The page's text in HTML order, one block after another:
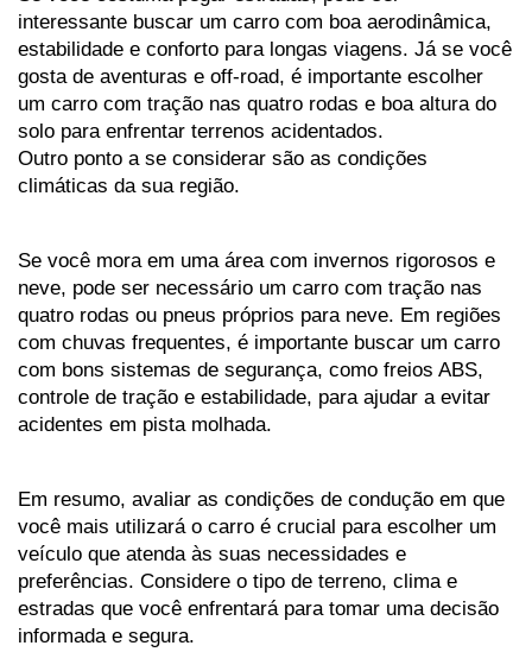
interessante buscar um carro com boa aerodinâmica,
estabilidade e conforto para longas viagens. Já se você
gosta de aventuras e off-road, é importante escolher
um carro com tração nas quatro rodas e boa altura do
solo para enfrentar terrenos acidentados.
Outro ponto a se considerar são as condições
climáticas da sua região.
Se você mora em uma área com invernos rigorosos e
neve, pode ser necessário um carro com tração nas
quatro rodas ou pneus próprios para neve. Em regiões
com chuvas frequentes, é importante buscar um carro
com bons sistemas de segurança, como freios ABS,
controle de tração e estabilidade, para ajudar a evitar
acidentes em pista molhada.
Em resumo, avaliar as condições de condução em que
você mais utilizará o carro é crucial para escolher um
veículo que atenda às suas necessidades e
preferências. Considere o tipo de terreno, clima e
estradas que você enfrentará para tomar uma decisão
informada e segura.